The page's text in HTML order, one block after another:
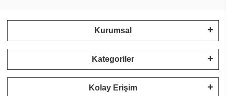
Kurumsal
Kategoriler
Kolay Erişim